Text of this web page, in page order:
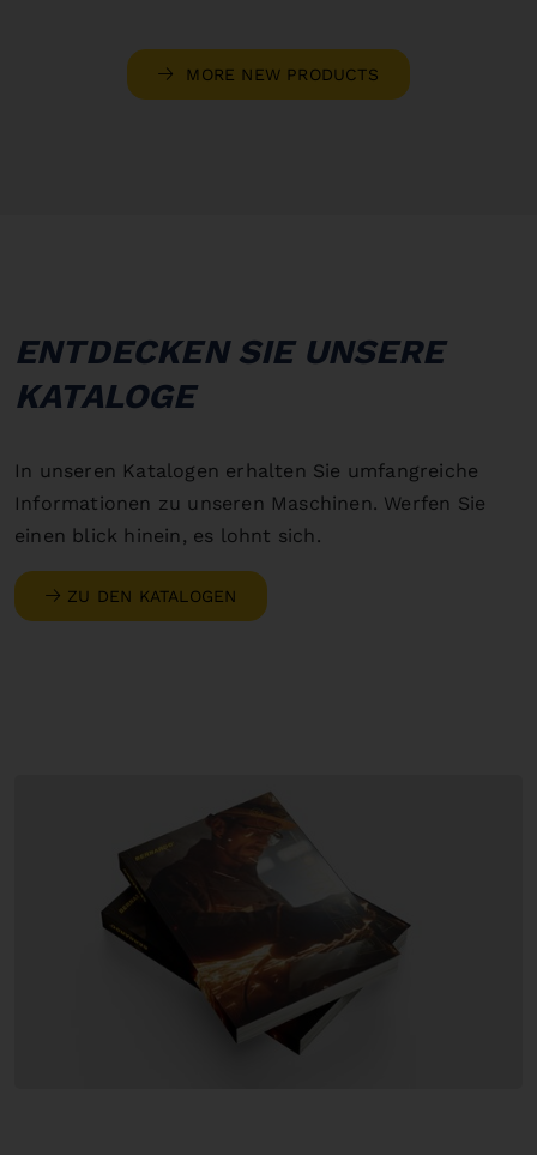
MORE NEW PRODUCTS
ENTDECKEN SIE UNSERE
KATALOGE
In unseren Katalogen erhalten Sie umfangreiche
Informationen zu unseren Maschinen. Werfen Sie
einen blick hinein, es lohnt sich.
ZU DEN KATALOGEN